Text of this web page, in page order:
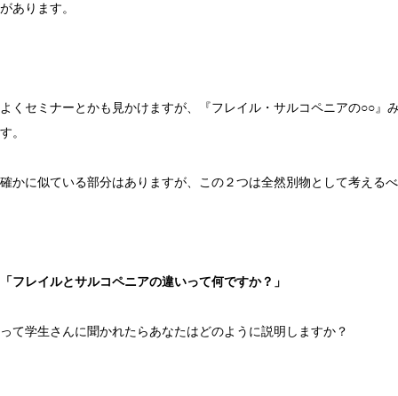
があります。
よくセミナーとかも見かけますが、『フレイル・サルコペニアの○○』
す。
確かに似ている部分はありますが、この２つは全然別物として考える
「フレイルとサルコペニアの違いって何ですか？」
って学生さんに聞かれたらあなたはどのように説明しますか？